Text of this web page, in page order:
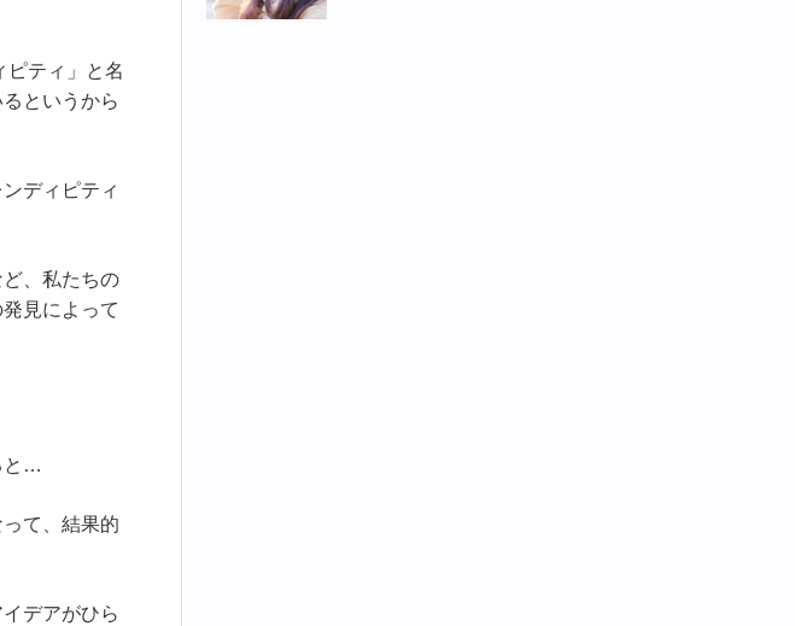
ティ」と名
というから
ディピティ
、私たちの
見によって
と…
て、結果的
デアがひら